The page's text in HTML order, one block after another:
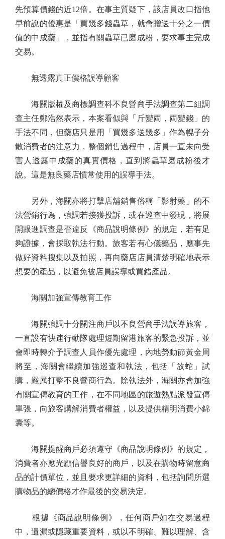
先預算價錢的近12倍。在事主質疑下，該店員改口指他
早前說的優惠是「買幾多錢蟲草，就會贈送十分之一價
值的中成藥」，並指有關蟲草已磨成粉，要求事主完成
交易。
無透露真正價格誤導顧客
海關版權及商標調查科不良營商手法調查第二組調
查主任鄭浩然表示，本案看似與「斤變両，両變錢」的
手法不同，但藥店只是用「買幾多送幾多」作為幌子分
散消費者的注意力，整個銷售過程中，店員一直未向受
害人透露中成藥的真實價格，直到將蟲草磨成粉後才
說。這是無良藥店慣常使用的誤導手法。
另外，海關亦將打擊店舖銷售俗稱「影射藥」的不
法營銷行為，強調若接獲投訴，或在巡查中發現，將展
開跟進調查是否違反《商品說明條例》的規定，若有足
夠證據，會採取執法行動。旅客若有心儀藥品，應事先
做好資料搜集以及拍照，再向藥店店員清楚明確地表示
想要的產品，以避免被店員誤導或買錯產品。
海關加強宣傳教育工作
海關強調十分關注商戶以不良營商手法誤導旅客，
一直設有快速行動隊處理短期留港旅客的緊急投訴，並
會即時轉介予調查人員作優先處理，內地勞動節黃金周
將至，海關會繼續加強巡查和執法，包括「放蛇」試
購，嚴厲打擊不良營商行為。除執法外，海關亦會加強
有關宣傳教育的工作，在不同地區的旅遊熱點派發宣傳
單張，向旅客講解消費者權益，以及提供精明消費小錦
囊等。
海關提醒商戶必須遵守《商品說明條例》的規定，
消費者亦應光顧信譽良好的商戶，以及在購物時留意商
品的計價單位，並且要求更詳細的資料，包括詢問所選
購物品的總價格才作最後的交易決定。
根據《商品說明條例》，任何商戶如在交易過程
中，遺漏或隱藏重要資料，或以不明確、難以理解、含